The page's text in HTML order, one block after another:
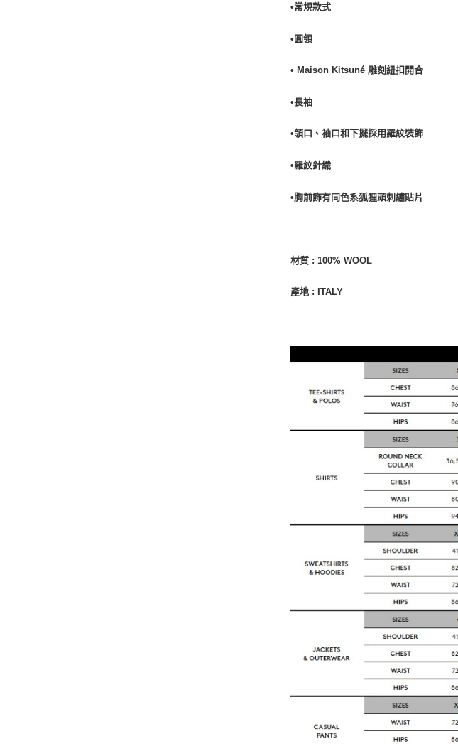
•常規款式
•圓領
• Maison Kitsuné 雕刻紐扣開合
•長袖
•領口、袖口和下擺採用羅紋裝飾
•羅紋針織
•胸前飾有同色系狐狸頭刺繡貼片
材質 : 100% WOOL
產地 : ITALY